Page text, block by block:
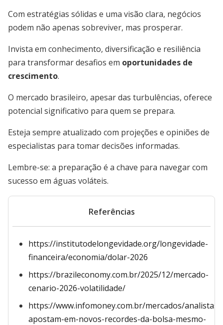
Com estratégias sólidas e uma visão clara, negócios
podem não apenas sobreviver, mas prosperar.
Invista em conhecimento, diversificação e resiliência
para transformar desafios em oportunidades de
crescimento.
O mercado brasileiro, apesar das turbulências, oferece
potencial significativo para quem se prepara.
Esteja sempre atualizado com projeções e opiniões de
especialistas para tomar decisões informadas.
Lembre-se: a preparação é a chave para navegar com
sucesso em águas voláteis.
Referências
https://institutodelongevidade.org/longevidade-
financeira/economia/dolar-2026
https://brazileconomy.com.br/2025/12/mercado-
cenario-2026-volatilidade/
https://www.infomoney.com.br/mercados/analistas-
apostam-em-novos-recordes-da-bolsa-mesmo-